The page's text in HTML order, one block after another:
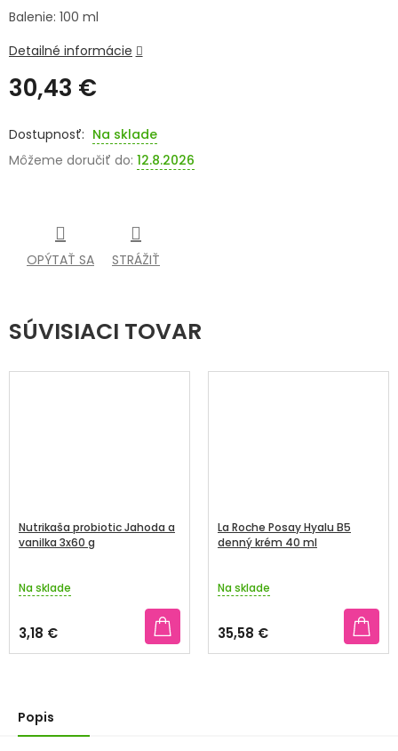
30,43 €
cena:
Na sklade
Môžeme doručiť do: 12.8.2026
Balenie: 100 ml
Detailné informácie
OPÝTAŤ SA STRÁŽIŤ
SÚVISIACI TOVAR
Nutrikaša probiotic Jahoda a
vanilka 3x60 g
Na sklade
3,18 €
La Roche Posay Hyalu B5
denný krém 40 ml
Na sklade
35,58 €
Popis